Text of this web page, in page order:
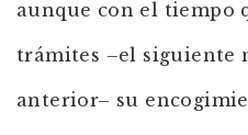
aunque con el tiempo
trámites –el siguiente
anterior– su